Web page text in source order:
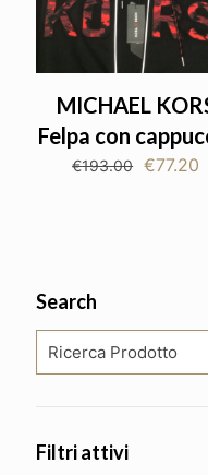
MICHAEL
Felpa con
€193.00 Il
€77.20
Search
Filtri attivi